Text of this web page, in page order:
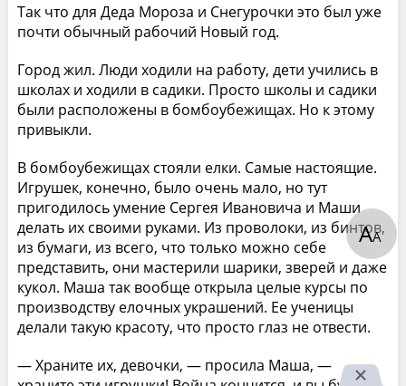
Так что для Деда Мороза и Снегурочки это был уже
почти обычный рабочий Новый год.
Город жил. Люди ходили на работу, дети учились в
школах и ходили в садики. Просто школы и садики
были расположены в бомбоубежищах. Но к этому
привыкли.
В бомбоубежищах стояли елки. Самые настоящие.
Игрушек, конечно, было очень мало, но тут
пригодилось умение Сергея Ивановича и Маши
делать их своими руками. Из проволоки, из бинтов,
из бумаги, из всего, что только можно себе
представить, они мастерили шарики, зверей и даже
кукол. Маша так вообще открыла целые курсы по
производству елочных украшений. Ее ученицы
делали такую красоту, что просто глаз не отвести.
— Храните их, девочки, — просила Маша, —
АА